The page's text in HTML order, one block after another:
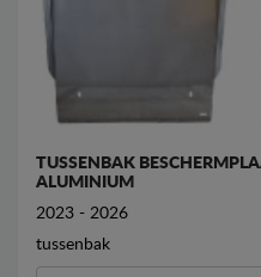
TUSSENBAK
ALUMINIUM
2023 - 2026
tussenbak